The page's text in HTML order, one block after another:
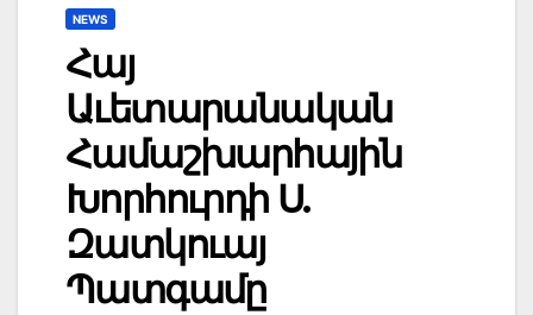
NEWS
Հայ
Աւետարանական
Համաշխարհային
Խորհուրդի Ս.
Զատկուայ
Պատգամը